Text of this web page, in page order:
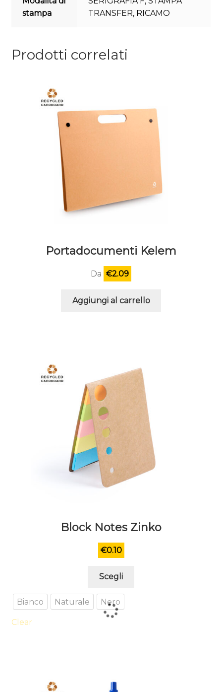
stampa
TRANSFER, RICAMO
Prodotti correlati
Portadocumenti Kelem
Da €2.09
Aggiungi al carrello
Block Notes Zinko
€0.10
Scegli
Bianco Naturale Nero
Clear